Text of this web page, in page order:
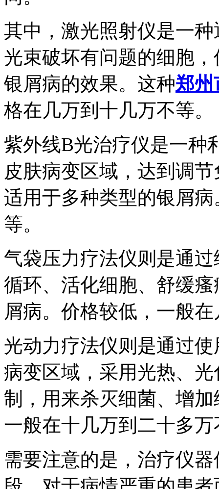
其中，激光照射仪是一
光束破坏有问题的细胞
银屑病的效果。这种郑州
格在几万到十几万不等。
紫外线B光治疗仪是一种
皮肤病变区域，达到调
适用于多种类型的银屑
等。
气袋压力疗法仪则是通
循环、活化细胞、舒缓
屑病。价格较低，一般
光动力疗法仪则是通过
病变区域，采用光热、
制，用来杀灭细菌、增
一般在十几万到二十多万
需要注意的是，治疗仪